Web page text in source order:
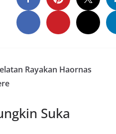
Rayakan Haornas
Suka